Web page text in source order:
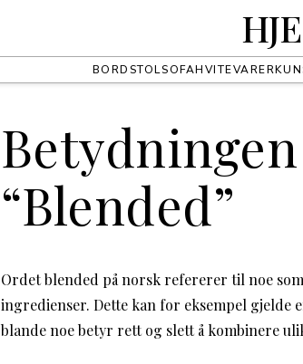
BORDSTOLSOFAHVITEVARER
“Blended”
Ordet blended på norsk refererer til noe
ingredienser. Dette kan for eksempel gjelde
blande noe betyr rett og slett å kombinere